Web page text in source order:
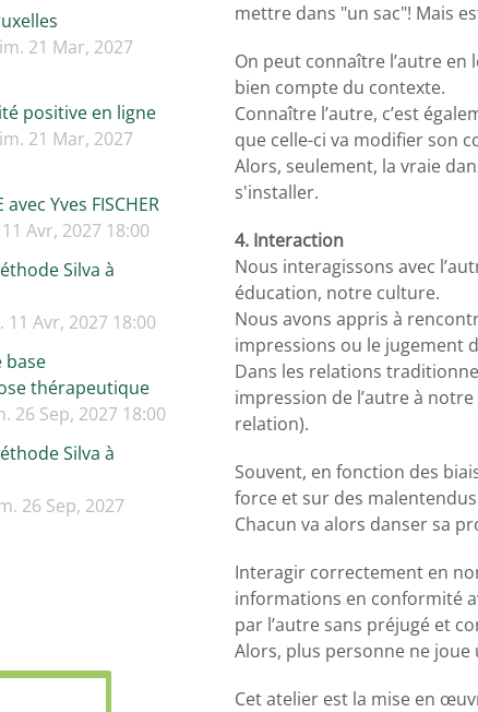
mettre dans "un sac"! Mais
On peut connaître l’autre
bien compte du contexte.
Connaître l’autre, c’est
que celle-ci va modifier son
Alors, seulement, la vraie
s'installer.
4. Interaction
Nous interagissons avec
éducation, notre culture.
Nous avons appris à
impressions ou le jugement
Dans les relations
impression de l’autre à
relation).
Souvent, en fonction des
force et sur des
Chacun va alors danser sa
Interagir correctement en
informations en conformité
par l’autre sans préjugé et
Alors, plus personne ne joue
Cet atelier est la mise en
21 Mar, 2027
positive en ligne
21 Mar, 2027
avec Yves FISCHER
Avr, 2027 18:00
Silva à
11 Avr, 2027 18:00
base
thérapeutique
26 Sep, 2027 18:00
Silva à
26 Sep, 2027